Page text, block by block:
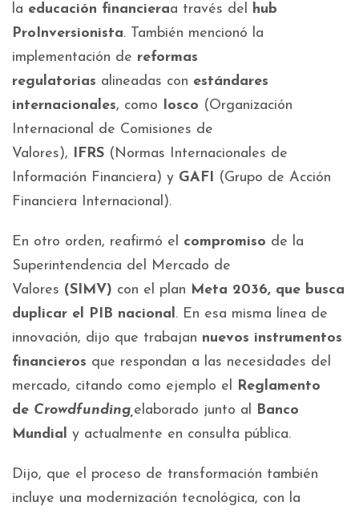
la educación financieraa través del hub
ProInversionista. También mencionó la
implementación de reformas
regulatorias alineadas con estándares
internacionales, como Iosco (Organización
Internacional de Comisiones de
Valores), IFRS (Normas Internacionales de
Información Financiera) y GAFI (Grupo de Acción
Financiera Internacional).
En otro orden, reafirmó el compromiso de la
Superintendencia del Mercado de
Valores (SIMV) con el plan Meta 2036, que busca
duplicar el PIB nacional. En esa misma línea de
innovación, dijo que trabajan nuevos instrumentos
financieros que respondan a las necesidades del
mercado, citando como ejemplo el Reglamento
de Crowdfunding, elaborado junto al Banco
Mundial y actualmente en consulta pública.
Dijo, que el proceso de transformación también
incluye una modernización tecnológica, con la